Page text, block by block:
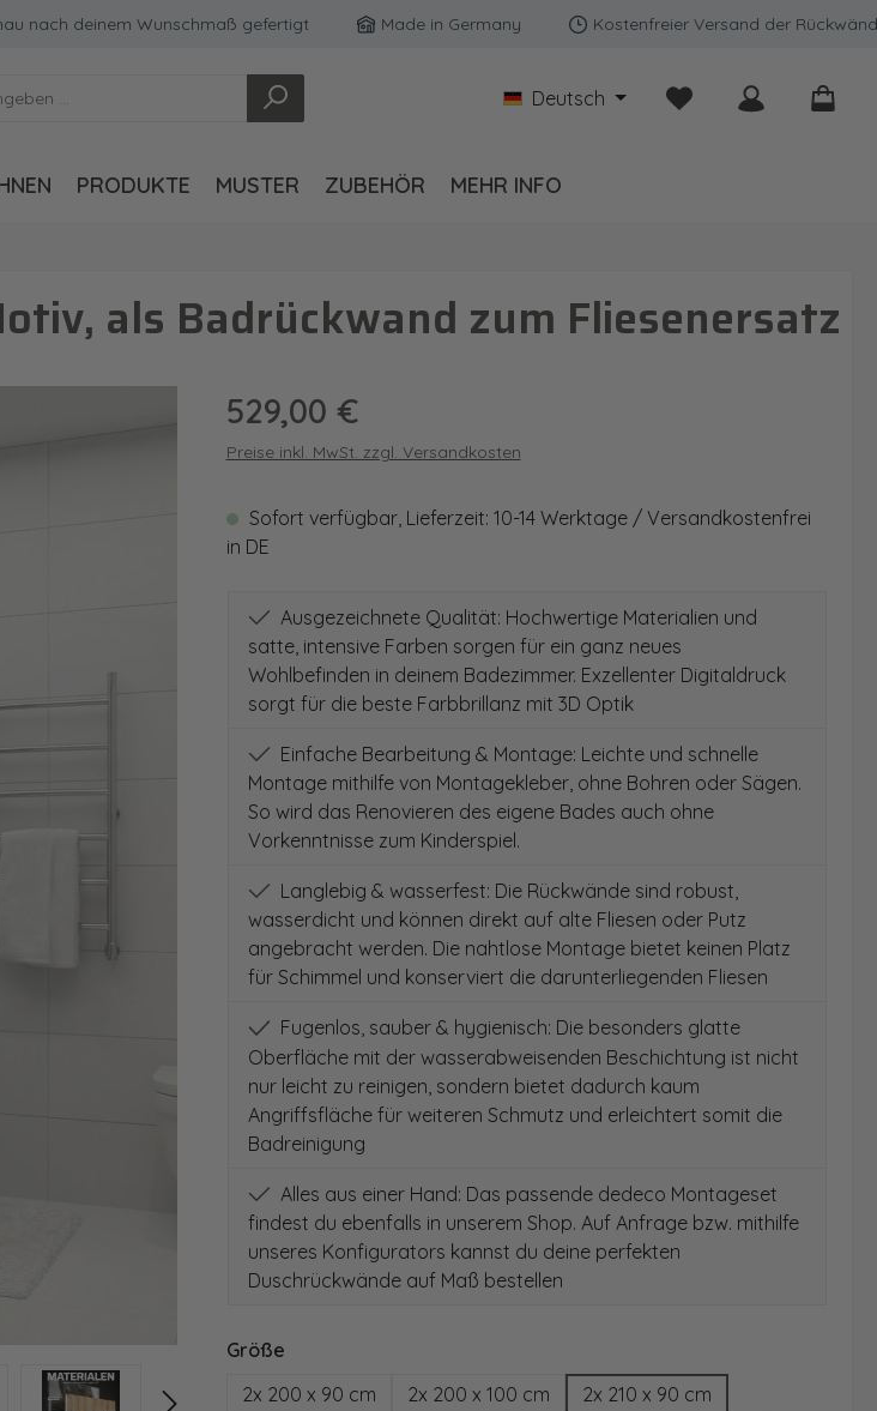
deinem Wunschmaß gefertigt Made in Germany Kostenfreier Versand der Rückwände in
Deutsch Du hast 0 Produkte
PRODUKTE MUSTER ZUBEHÖR MEHR INFO
als Badrückwand zum Fliesenersatz
Regulärer Preis:
529,00 €
Preise inkl. MwSt. zzgl. Versandkosten
Sofort verfügbar, Lieferzeit: 10-14 Werktage / Versandkostenfrei
in DE
Ausgezeichnete Qualität: Hochwertige Materialien und
satte, intensive Farben sorgen für ein ganz neues
Wohlbefinden in deinem Badezimmer. Exzellenter Digitaldruck
sorgt für die beste Farbbrillanz mit 3D Optik
Einfache Bearbeitung & Montage: Leichte und schnelle
Montage mithilfe von Montagekleber, ohne Bohren oder Sägen.
So wird das Renovieren des eigene Bades auch ohne
Vorkenntnisse zum Kinderspiel.
Langlebig & wasserfest: Die Rückwände sind robust,
wasserdicht und können direkt auf alte Fliesen oder Putz
angebracht werden. Die nahtlose Montage bietet keinen Platz
für Schimmel und konserviert die darunterliegenden Fliesen
Fugenlos, sauber & hygienisch: Die besonders glatte
Oberfläche mit der wasserabweisenden Beschichtung ist nicht
nur leicht zu reinigen, sondern bietet dadurch kaum
Angriffsfläche für weiteren Schmutz und erleichtert somit die
Badreinigung
Alles aus einer Hand: Das passende dedeco Montageset
findest du ebenfalls in unserem Shop. Auf Anfrage bzw. mithilfe
unseres Konfigurators kannst du deine perfekten
Duschrückwände auf Maß bestellen
Größeauswählen
2x 200 x 90 cm
2x 200 x 100 cm
2x 210 x 90 cm